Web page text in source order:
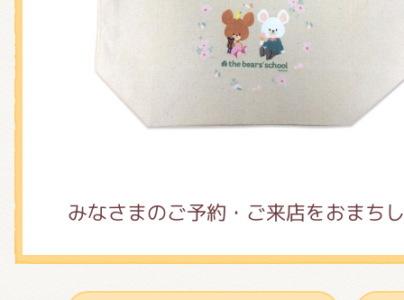
みなさまのご予約・ご来店をおまち